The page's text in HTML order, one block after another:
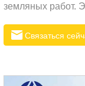
земляных работ.
строительство
эффективность и
высокого
Связаться